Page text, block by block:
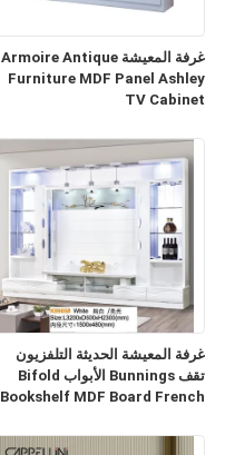
غرفة المعيشة Armoire Antique
Furniture MDF Panel Ashley
TV Cabinet
غرفة المعيشة الحديثة التلفزيون
تقف Bunnings الأبواب Bifold
Bookshelf MDF Board French